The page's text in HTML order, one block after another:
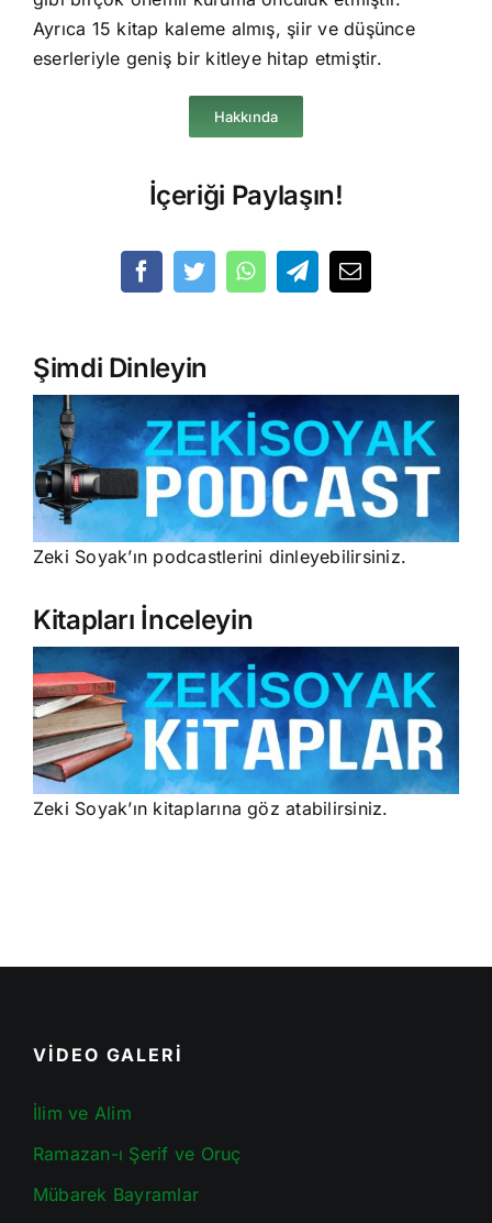
Ayrıca 15 kitap kaleme almış, şiir ve düşünce
eserleriyle geniş bir kitleye hitap etmiştir.
Hakkında
İçeriği Paylaşın!
Şimdi Dinleyin
Zeki Soyak’ın podcastlerini dinleyebilirsiniz.
Kitapları İnceleyin
Zeki Soyak’ın kitaplarına göz atabilirsiniz.
VİDEO GALERİ
İlim ve Alim
Ramazan-ı Şerif ve Oruç
Mübarek Bayramlar